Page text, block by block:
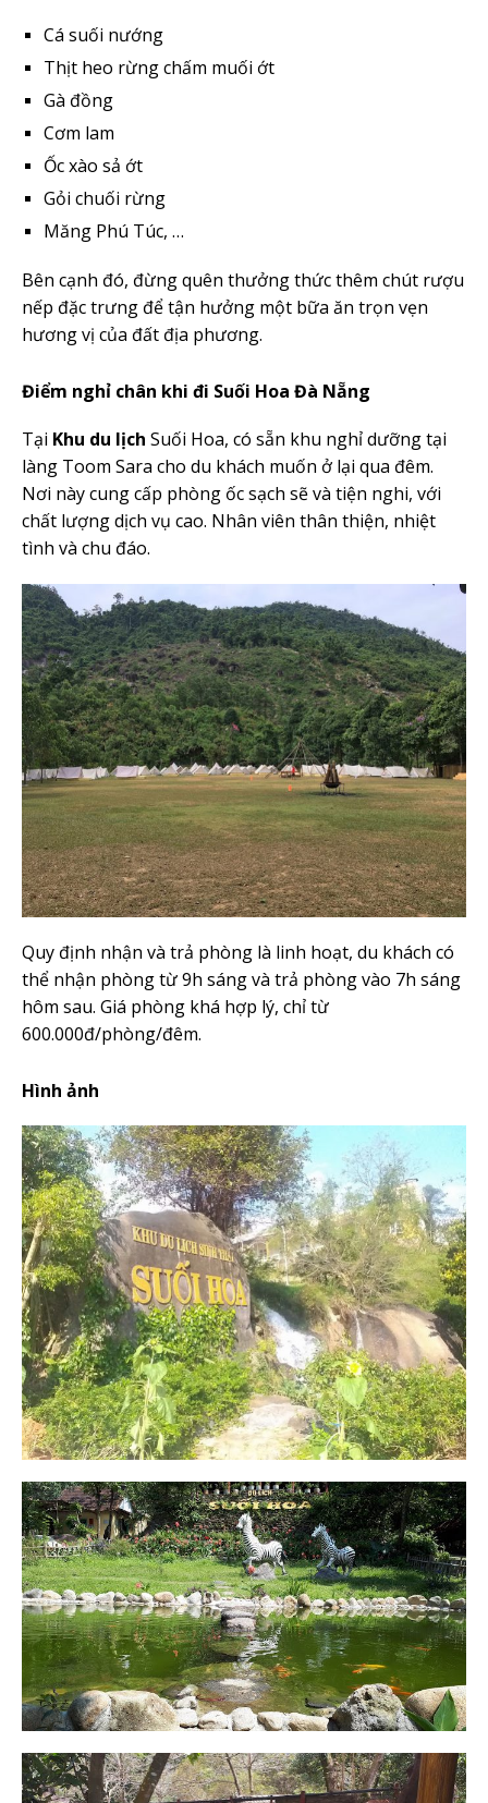
Cá suối nướng
Thịt heo rừng chấm muối ớt
Gà đồng
Cơm lam
Ốc xào sả ớt
Gỏi chuối rừng
Măng Phú Túc, …
Bên cạnh đó, đừng quên thưởng thức thêm chút rượu
nếp đặc trưng để tận hưởng một bữa ăn trọn vẹn
hương vị của đất địa phương.
Điểm nghỉ chân khi đi Suối Hoa Đà Nẵng
Tại Khu du lịch Suối Hoa, có sẵn khu nghỉ dưỡng tại
làng Toom Sara cho du khách muốn ở lại qua đêm.
Nơi này cung cấp phòng ốc sạch sẽ và tiện nghi, với
chất lượng dịch vụ cao. Nhân viên thân thiện, nhiệt
tình và chu đáo.
Quy định nhận và trả phòng là linh hoạt, du khách có
thể nhận phòng từ 9h sáng và trả phòng vào 7h sáng
hôm sau. Giá phòng khá hợp lý, chỉ từ
600.000đ/phòng/đêm.
Hình ảnh